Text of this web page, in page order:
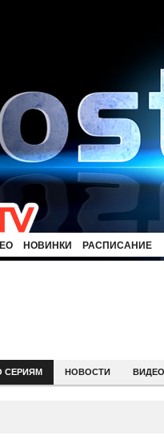
НОВИНКИ РАСПИСАНИЕ
СЕРИЯМ НОВОСТИ ВИДЕО